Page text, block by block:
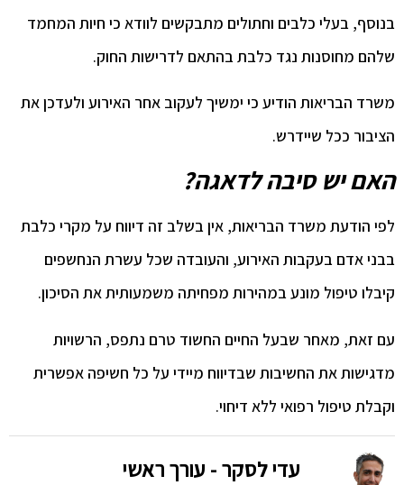
בנוסף, בעלי כלבים וחתולים מתבקשים לוודא כי חיות המחמד
שלהם מחוסנות נגד כלבת בהתאם לדרישות החוק.
משרד הבריאות הודיע כי ימשיך לעקוב אחר האירוע ולעדכן את
הציבור ככל שיידרש.
האם יש סיבה לדאגה?
לפי הודעת משרד הבריאות, אין בשלב זה דיווח על מקרי כלבת
בבני אדם בעקבות האירוע, והעובדה שכל עשרת הנחשפים
קיבלו טיפול מונע במהירות מפחיתה משמעותית את הסיכון.
עם זאת, מאחר שבעל החיים החשוד טרם נתפס, הרשויות
מדגישות את החשיבות שבדיווח מיידי על כל חשיפה אפשרית
וקבלת טיפול רפואי ללא דיחוי.
עדי לסקר - עורך ראשי